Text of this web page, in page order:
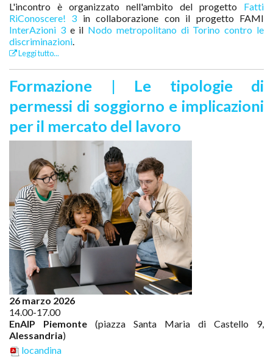
L'incontro è organizzato nell'ambito del progetto Fatti
RiConoscere! 3 in collaborazione con il progetto FAMI
InterAzioni 3e il Nodo metropolitano di Torino contro le
discriminazioni.
Leggi tutto...
Formazione | Le tipologie di
permessi di soggiorno e implicazioni
per il mercato del lavoro
26 marzo 2026
14.00-17.00
EnAIP Piemonte (piazza Santa Maria di Castello 9,
Alessandria)
locandina